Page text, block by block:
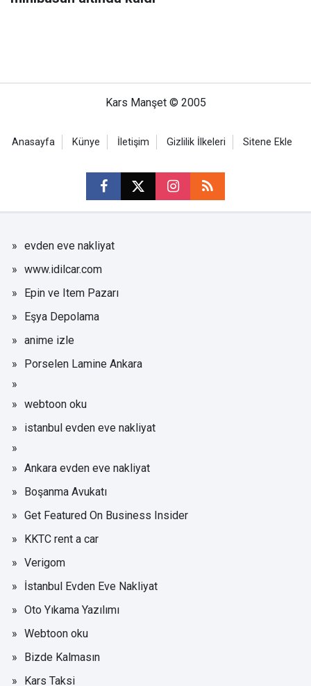
Kars Manşet © 2005
Anasayfa Künye İletişim Gizlilik İlkeleri Sitene Ekle
evden eve nakliyat
www.idilcar.com
Epin ve Item Pazarı
Eşya Depolama
anime izle
Porselen Lamine Ankara
webtoon oku
istanbul evden eve nakliyat
Ankara evden eve nakliyat
Boşanma Avukatı
Get Featured On Business Insider
KKTC rent a car
Verigom
İstanbul Evden Eve Nakliyat
Oto Yıkama Yazılımı
Webtoon oku
Bizde Kalmasın
Kars Taksi